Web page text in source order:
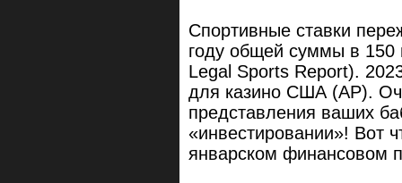
Спортивные ставки
году общей суммы в
Legal Sports Report).
для казино США (AP).
представления ваших
«инвестировании»! Вот
январском финансовом